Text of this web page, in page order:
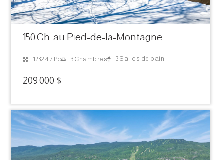
150 Ch. au Pied-de-la-Montagne
1232.47 Pc 3 Chambres 3 Salles de bain
209 000 $